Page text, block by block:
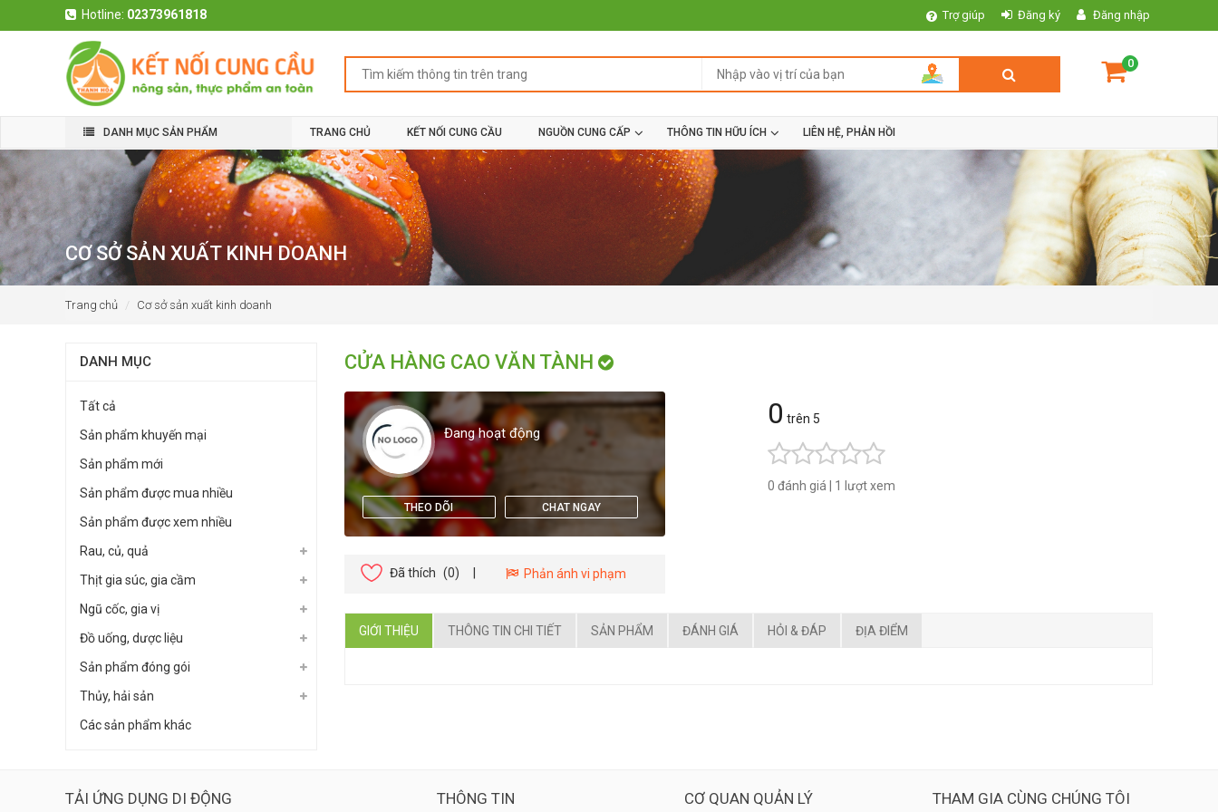
Hotline: 02373961818 Trợ giúp Đăng ký Đăng nhập
0
DANH MỤC SẢN PHẨM TRANG CHỦ KẾT NỐI CUNG CẦU NGUỒN CUNG CẤP THÔNG TIN HỮU ÍCH LIÊN HỆ, PHẢN HỒI
CƠ SỞ SẢN XUẤT KINH DOANH
Trang chủ Cơ sở sản xuất kinh doanh
DANH MỤC
Tất cả
Sản phẩm khuyến mại
Sản phẩm mới
Sản phẩm được mua nhiều
Sản phẩm được xem nhiều
Rau, củ, quả
Thịt gia súc, gia cầm
Ngũ cốc, gia vị
Đồ uống, dược liệu
Sản phẩm đóng gói
Thủy, hải sản
Các sản phẩm khác
CỬA HÀNG CAO VĂN TÀNH
Đang hoạt động
THEO DÕI CHAT NGAY
Đã thích (0) Phản ánh vi phạm
0 trên 5
0 đánh giá 1 lượt xem
GIỚI THIỆU THÔNG TIN CHI TIẾT SẢN PHẨM ĐÁNH GIÁ HỎI & ĐÁP ĐỊA ĐIỂM
TẢI ỨNG DỤNG DI ĐỘNG THÔNG TIN CƠ QUAN QUẢN LÝ THAM GIA CÙNG CHÚNG TÔI